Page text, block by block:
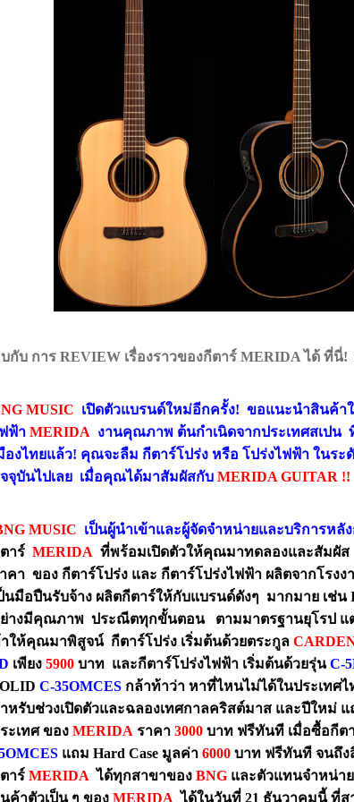
กับ การ REVIEW เรื่องราวของกีตาร์ MERIDA ได้ ที่นี่!
MUSIC เปิดตัวแบรนด์ใหม่อีกครั้ง! ขอแนะนำสินค้า
ฟ้า MERIDAงานคุณภาพ ต้นกำเนิดจากประเทศสเปน
องไทยแล้ว! คุณจะลืม กีตาร์โปร่ง หรือ โปร่งไฟฟ้า ในร
จุบันไปเลย เมื่อคุณได้มาสัมผัสกับ MERIDA GUITAR!!
MUSIC เป็นผู้นำเข้าและผู้จัดจำหน่ายและบริการหลั
าร์ MERIDAที่พร้อมเปิดตัวให้คุณมาทดลองและสัมผัส
คา ของ กีตาร์โปร่ง และ กีตาร์โปร่งไฟฟ้า ผลิตจากโรง
นมือปืนรับจ้าง ผลิตกีตาร์ให้กับแบรนด์ดังๆ มากมาย เช่น
างมีคุณภาพ ประณีตทุกขั้นตอน ตามมาตรฐานยุโรป แต่
ให้คุณมาพิสูจน์ กีตาร์โปร่ง เริ่มต้นด้วยตระกูล
เพียง5900บาท และกีตาร์โปร่งไฟฟ้า เริ่มต้นด้วยรุ่นC-
C-35OMCESกล้าท้าว่า หาที่ไหนไม่ได้ในประเทศไ
หรับช่วงเปิดตัวและฉลองเทศกาลคริสต์มาส และปีใหม่
ะเทศ ของ MERIDAราคา3000บาท ฟรีทันที เมื่อซื้อกีต
แถม Hard Case มูลค่า 6000บาท ฟรีทันที จนถึง
าร์ MERIDA ได้ทุกสาขาของ BNGและตัวแทนจำหน่าย
ค้าตัวเป็น ๆ ของ MERIDA ได้ในวันที่ 21 ธันวาคมนี้ ที่